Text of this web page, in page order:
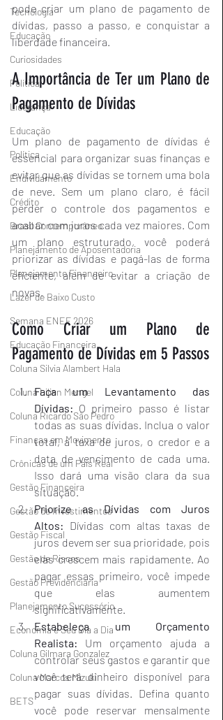
Tecnologia
Educação
Curiosidades
Política
Liderança
Educação
Política
Endividamento
Crédito
Brasil Contemporâneo
Planejamento de Aposentadoria
Planejamento Financeiro
Lazer de Baixo Custo
Semana ENEF 2026
Educação Financeira
Coluna Silvia Alambert Hala
Coluna Lilian Mengel
Coluna Ricardo São Pedro
Finanças em Movimento
Crônicas de um País Real
Gestão Financeira
Gestão de Investimentos
Gestão Fiscal
Gestão de Riscos
Gestão Previdenciária
Planejamento Sucessório
Economia e Seu Dia a Dia
Coluna Gilmara Gonzalez
Coluna Marcos Mizuki
BETS
pode criar um plano de pagamento de
dívidas, passo a passo, e conquistar a
liberdade financeira.
A Importância de Ter um Plano de
Pagamento de Dívidas
Um plano de pagamento de dívidas é
essencial para organizar suas finanças e
evitar que as dívidas se tornem uma bola
de neve. Sem um plano claro, é fácil
perder o controle dos pagamentos e
acabar com juros cada vez maiores. Com
um plano estruturado, você poderá
priorizar as dívidas e pagá-las de forma
eficiente, além de evitar a criação de
novas.
Como Criar um Plano de
Pagamento de Dívidas em 5 Passos
Faça um Levantamento das
Dívidas: O primeiro passo é listar
todas as suas dívidas. Inclua o valor
total, a taxa de juros, o credor e a
data de vencimento de cada uma.
Isso dará uma visão clara da sua
situação.
Priorize as Dívidas com Juros
Altos: Dívidas com altas taxas de
juros devem ser sua prioridade, pois
elas crescem mais rapidamente. Ao
pagar essas primeiro, você impede
que elas aumentem
significativamente.
Estabeleça um Orçamento
Realista: Um orçamento ajuda a
controlar seus gastos e garantir que
você terá dinheiro disponível para
pagar suas dívidas. Defina quanto
você pode reservar mensalmente